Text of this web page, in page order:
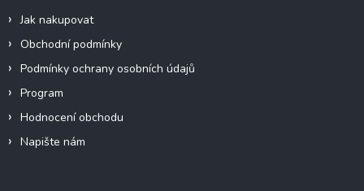
Jak nakupovat
Obchodní podmínky
Podmínky ochrany osobních údajů
Program
Hodnocení obchodu
Napište nám